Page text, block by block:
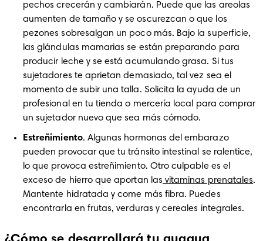
pechos crecerán y cambiarán. Puede que las areolas
aumenten de tamaño y se oscurezcan o que los
pezones sobresalgan un poco más. Bajo la superficie,
las glándulas mamarias se están preparando para
producir leche y se está acumulando grasa. Si tus
sujetadores te aprietan demasiado, tal vez sea el
momento de subir una talla. Solicita la ayuda de un
profesional en tu tienda o mercería local para comprar
un sujetador nuevo que sea más cómodo.
Estreñimiento. Algunas hormonas del embarazo
pueden provocar que tu tránsito intestinal se ralentice,
lo que provoca estreñimiento. Otro culpable es el
exceso de hierro que aportan las vitaminas prenatales.
Mantente hidratada y come más fibra. Puedes
encontrarla en frutas, verduras y cereales integrales.